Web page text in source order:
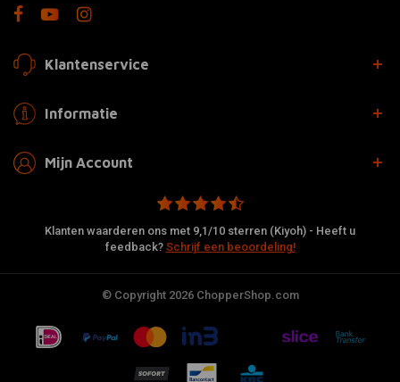
Klantenservice
Informatie
Mijn Account
Klanten waarderen ons met 9,1/10 sterren (Kiyoh) - Heeft u
feedback? Schrijf een beoordeling!
© Copyright 2026 ChopperShop.com